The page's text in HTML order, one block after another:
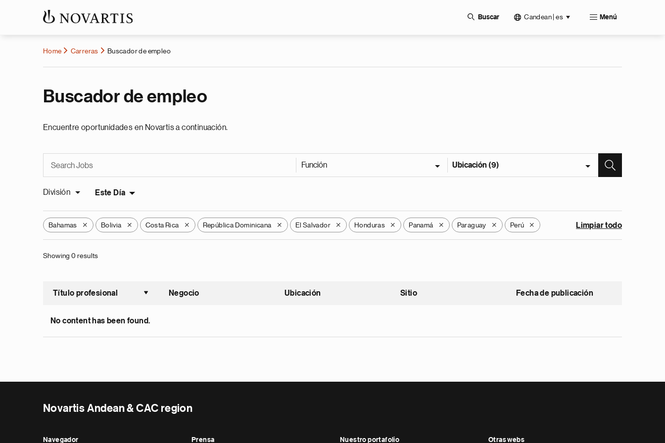
Buscar Candean | es Menú
Home Carreras Buscador de empleo
Buscador de empleo
Encuentre oportunidades en Novartis a continuación.
Función Ubicación (9)
División Este Día
Bahamas X Bolivia X Costa Rica X República Dominicana X El Salvador X Honduras X Panamá X Paraguay X Perú X Limpiar todo
Showing 0 results
Título profesional
Ordenar ascendente
Negocio Ubicación Sitio Fecha de publicación
No content has been found.
Novartis Andean & CAC region
Navegador Prensa Nuestro portafolio Otras webs